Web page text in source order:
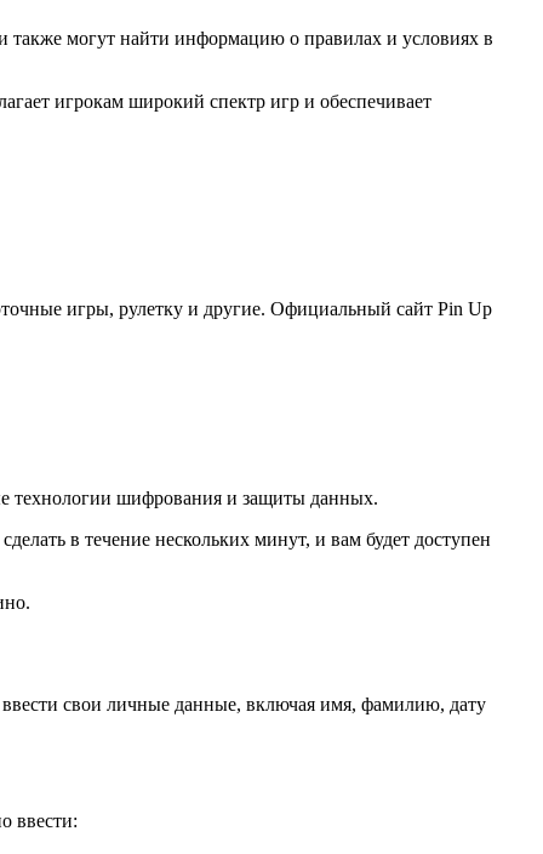
также могут найти информацию о правилах и условиях в
игрокам широкий спектр игр и обеспечивает
игры, рулетку и другие. Официальный сайт Pin Up
технологии шифрования и защиты данных.
в течение нескольких минут, и вам будет доступен
свои личные данные, включая имя, фамилию, дату
ввести: